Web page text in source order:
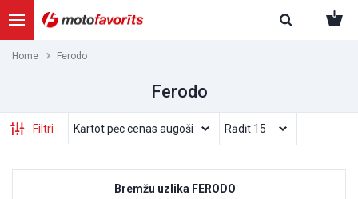
Home Ferodo
Ferodo
Filtri
Bremžu uzlika FERODO